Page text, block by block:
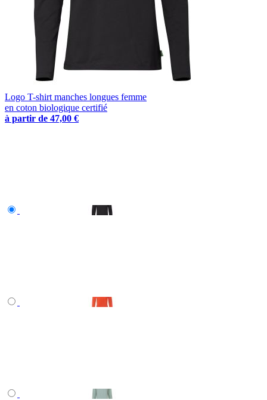
Logo T-shirt manches longues femme
en coton biologique certifié
à partir de 47,00 €